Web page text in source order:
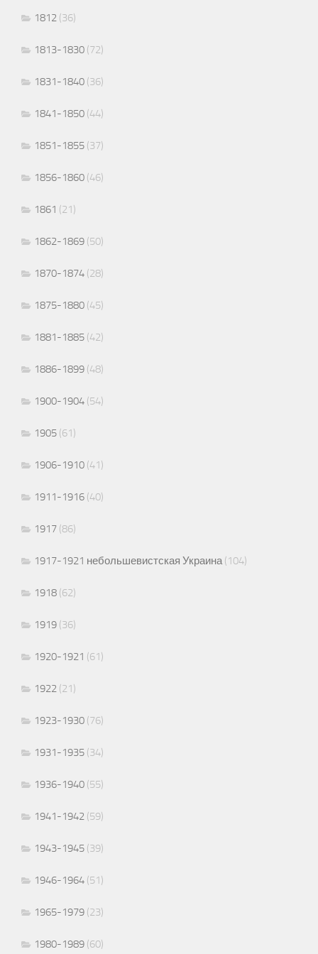
1812 (36)
1813-1830 (72)
1831-1840 (36)
1841-1850 (44)
1851-1855 (37)
1856-1860 (46)
1861 (21)
1862-1869 (50)
1870-1874 (28)
1875-1880 (45)
1881-1885 (42)
1886-1899 (48)
1900-1904 (54)
1905 (61)
1906-1910 (41)
1911-1916 (40)
1917 (86)
1917-1921 небольшевистская Украина(104)
1918 (62)
1919 (36)
1920-1921 (61)
1922 (21)
1923-1930 (76)
1931-1935 (34)
1936-1940 (55)
1941-1942 (59)
1943-1945 (39)
1946-1964 (51)
1965-1979 (23)
1980-1989 (60)